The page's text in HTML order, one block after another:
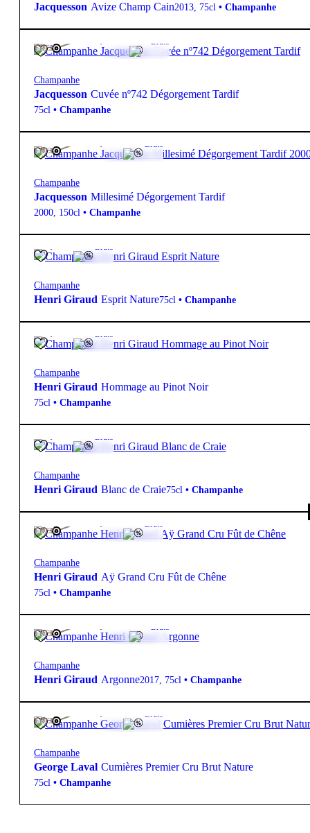
Jacquesson Avize Champ Cain2013, 75cl • Champanhe
FREE
135,00€ Bruto
Champanhe
Jacquesson Cuvée nº742 Dégorgement Tardif
75cl • Champanhe
FREE
390,00€ Bruto
Champanhe
Jacquesson Millesimé Dégorgement Tardif
2000, 150cl • Champanhe
64,50€ Bruto
Champanhe
Henri Giraud Esprit Nature75cl • Champanhe
89,50€ Bruto
Champanhe
Henri Giraud Hommage au Pinot Noir
75cl • Champanhe
75,00€ Bruto
Champanhe
Henri Giraud Blanc de Craie75cl • Champanhe
FREE
265,00€ Bruto
Champanhe
Henri Giraud Aÿ Grand Cru Fût de Chêne
75cl • Champanhe
FREE
570,00€ Bruto
Champanhe
Henri Giraud Argonne2017, 75cl • Champanhe
FREE
135,00€ Bruto
Champanhe
George Laval Cumières Premier Cru Brut Nature
75cl • Champanhe